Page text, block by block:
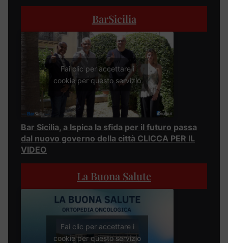
BarSicilia
Fai clic per accettare i
cookie per questo servizio
Bar Sicilia, a Ispica la sfida per il futuro passa
dal nuovo governo della città CLICCA PER IL
VIDEO
La Buona Salute
Fai clic per accettare i
cookie per questo servizio